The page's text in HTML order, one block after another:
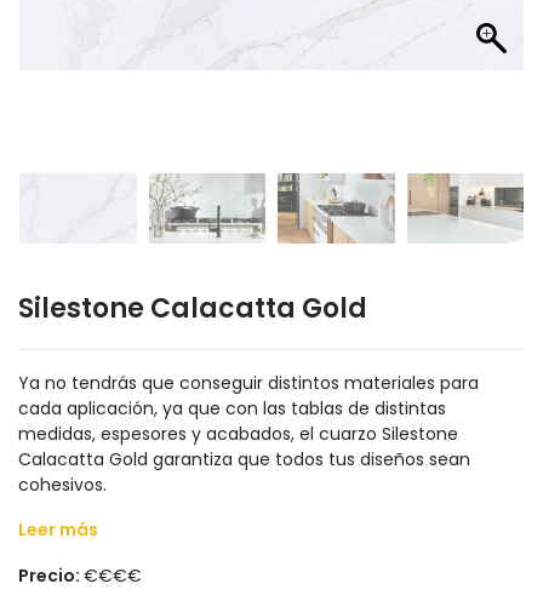
Silestone Calacatta Gold
Ya no tendrás que conseguir distintos materiales para
cada aplicación, ya que con las tablas de distintas
medidas, espesores y acabados, el cuarzo Silestone
Calacatta Gold garantiza que todos tus diseños sean
cohesivos.
Leer más
Precio: €€€€